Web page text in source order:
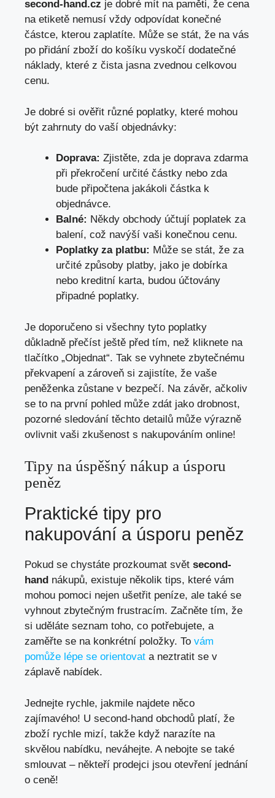
second-hand.cz je dobré mít na paměti, že cena
na etiketě nemusí vždy odpovídat konečné
částce, kterou zaplatíte. Může se stát, že na vás
po přidání zboží do košíku vyskočí dodatečné
náklady, které z čista jasna zvednou celkovou
cenu.
Je dobré si ověřit různé poplatky, které mohou
být zahrnuty do vaší objednávky:
Doprava: Zjistěte, zda je doprava zdarma
při překročení určité částky nebo zda
bude připočtena jakákoli částka k
objednávce.
Balné: Někdy obchody účtují poplatek za
balení, což navýší vaši konečnou cenu.
Poplatky za platbu: Může se stát, že za
určité způsoby platby, jako je dobírka
nebo kreditní karta, budou účtovány
připadné poplatky.
Je doporučeno si všechny tyto poplatky
důkladně přečíst ještě před tím, než kliknete na
tlačítko „Objednat“. Tak se vyhnete zbytečnému
překvapení a zároveň si zajistíte, že vaše
peněženka zůstane v bezpečí. Na závěr, ačkoliv
se to na první pohled může zdát jako drobnost,
pozorné sledování těchto detailů může výrazně
ovlivnit vaši zkušenost s nakupováním online!
Tipy na úspěšný nákup a úsporu
peněz
Praktické tipy pro
nakupování a úsporu peněz
Pokud se chystáte prozkoumat svět second-
hand nákupů, existuje několik tips, které vám
mohou pomoci nejen ušetřit peníze, ale také se
vyhnout zbytečným frustracím. Začněte tím, že
si uděláte seznam toho, co potřebujete, a
zaměřte se na konkrétní položky. To vám
pomůže lépe se orientovat a neztratit se v
záplavě nabídek.
Jednejte rychle, jakmile najdete něco
zajímavého! U second-hand obchodů platí, že
zboží rychle mizí, takže když narazíte na
skvělou nabídku, neváhejte. A nebojte se také
smlouvat – někteří prodejci jsou otevření jednání
o ceně!